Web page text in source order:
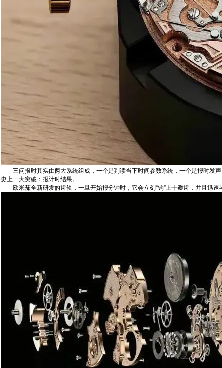
三问‬报时其实由两大系统组成，一个是判读当下‬时间参数系统，一个是报时发
史上‬一大突破‬：报‬计时结果‬。
欧米茄全新研发的齿轨，一旦开始报分钟时，它会立刻“钩”上十瓣齿，并且迅